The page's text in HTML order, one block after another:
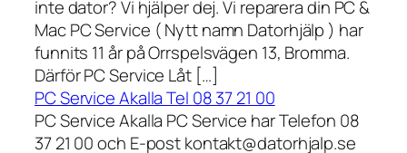
inte dator? Vi hjälper dej. Vi reparera din PC &
Mac PC Service ( Nytt namn Datorhjälp ) har
funnits 11 år på Orrspelsvägen 13, Bromma.
Därför PC Service Låt […]
PC Service Akalla Tel 08 37 21 00
PC Service Akalla PC Service har Telefon 08
37 21 00 och E-post kontakt@datorhjalp.se